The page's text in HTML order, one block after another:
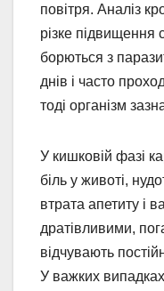
повітря. Аналіз
різке підвищення
борються з
днів і часто
тоді організм
У кишковій фазі
біль у животі,
втрата апетиту і
дратівливими,
відчувають
У важких